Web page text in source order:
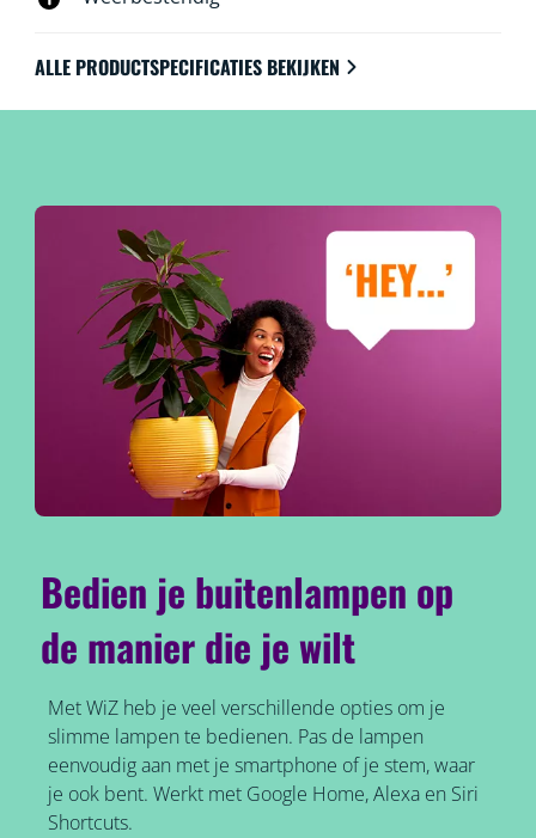
ALLE PRODUCTSPECIFICATIES BEKIJKEN
Bedien je buitenlampen op
de manier die je wilt
Met WiZ heb je veel verschillende opties om je
slimme lampen te bedienen. Pas de lampen
eenvoudig aan met je smartphone of je stem, waar
je ook bent. Werkt met Google Home, Alexa en Siri
Shortcuts.